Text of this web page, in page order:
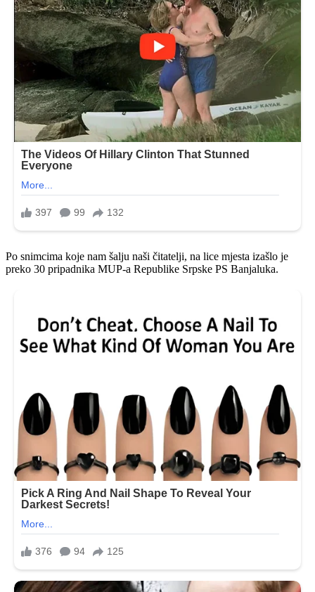
Po snimcima koje nam šalju naši čitatelji, na lice mjesta izašlo je
preko 30 pripadnika MUP-a Republike Srpske PS Banjaluka.